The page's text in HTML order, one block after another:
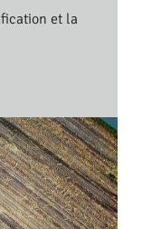
et la